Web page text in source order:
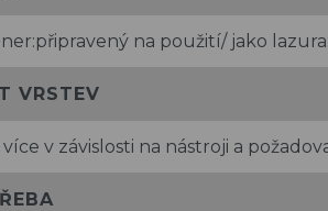
na použití/ jako
VRSTEV
více v závislosti na nástroji a